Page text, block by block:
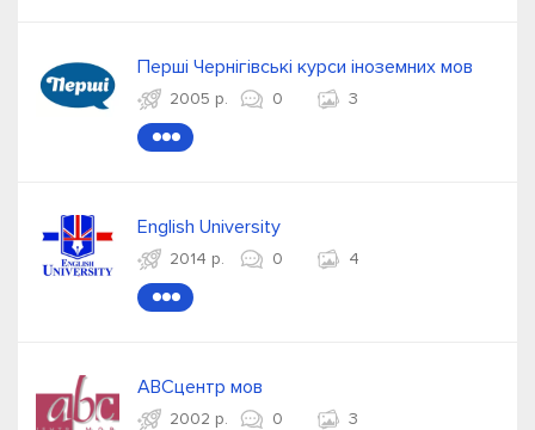
Перші Чернігівські курси іноземних мов
2005 р. 0 3
●●●
English University
2014 р. 0 4
●●●
ABCцентр мов
2002 р. 0 3